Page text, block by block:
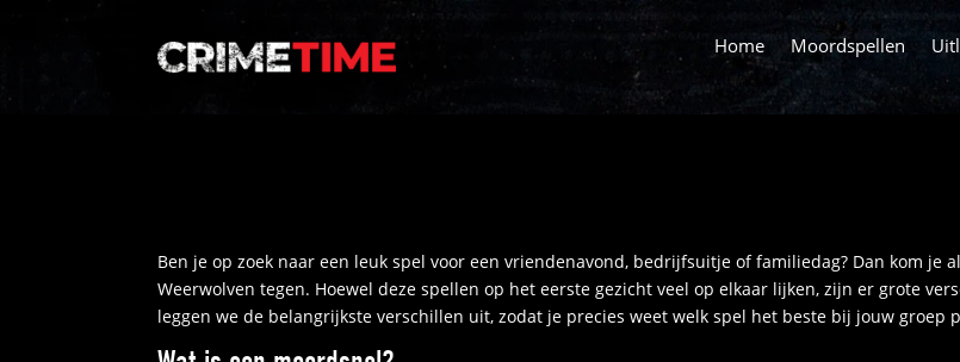
Home Moordspellen
Ben je op zoek naar een leuk spel voor een vriendenavond, bedrijfsuitje of familiedag? Dan kom je
Weerwolven tegen. Hoewel deze spellen op het eerste gezicht veel op elkaar lijken, zijn er grote
leggen we de belangrijkste verschillen uit, zodat je precies weet welk spel het beste bij jouw groep